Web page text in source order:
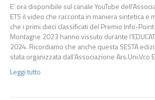
E’ ora disponibile sul canale YouTube
ETS il video che racconta in maniera sintetica e
che i primi dieci classificati del Premio Info-
Montagne 2023 hanno vissuto durante
2024. Ricordiamo che anche questa SESTA
stata organizzata dall’Associazione Ars.Uni.Vco
Leggi tutto